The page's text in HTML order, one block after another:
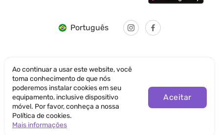
Português
© SANTICUM INTERNATIONAL LTD
Política de Privacidade
Ao continuar a usar este website, você
toma conhecimento de que nós
poderemos instalar cookies em seu
equipamento, inclusive dispositivo
móvel. Por favor, conheça a nossa
Política de cookies.
Mais informações
Aceitar